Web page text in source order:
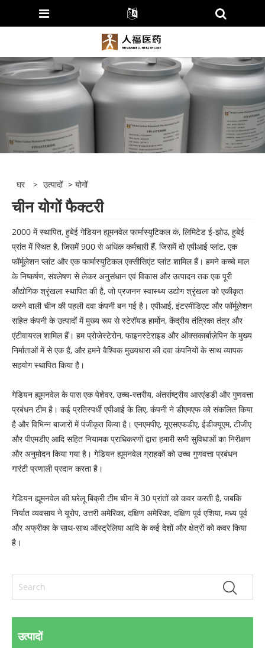
घर > उत्पादों > योगों
चीन योगों फैक्टरी
2000 में स्थापित, हुबेई गेडियन ह्यूमनवेल फार्मास्युटिकल कं, लिमिटेड ई-झोउ, हुबेई
प्रांत में स्थित है, जिसमें 900 से अधिक कर्मचारी हैं, जिसमें दो एपीआई प्लांट, एक
फॉर्मूलेशन प्लांट और एक फार्मास्युटिकल एक्सीसिएंट प्लांट शामिल हैं। हमने कच्चे माल
के निष्कर्षण, संश्लेषण से लेकर अनुसंधान एवं विकास और उत्पादन तक एक पूरी
औद्योगिक श्रृंखला स्थापित की है, जो प्रजनन स्वास्थ्य उद्योग श्रृंखला को एकीकृत
करने वाली चीन की पहली दवा कंपनी बन गई है। एपीआई, इंटरमीडिएट और फॉर्मूलेशन
सहित कंपनी के उत्पादों में मुख्य रूप से स्टेरॉयड हार्मोन, केंद्रीय तंत्रिका तंत्र और
एंटीवायरल शामिल हैं। हम प्रोजेस्टेरोन, फाइनस्टेराइड और ऑक्सकार्बाज़ेपिन के मुख्य
निर्माताओं में से एक हैं, और हमने वैश्विक मुख्यधारा की दवा कंपनियों के साथ व्यापक
सहयोग स्थापित किया है।
गेडियन ह्यूमनवेल के पास एक पेशेवर, उच्च-स्तरीय, अंतर्राष्ट्रीय आरएंडडी और गुणवत्ता
प्रबंधन टीम है। कई प्रतिस्पर्धी एपीआई के लिए, कंपनी ने डीएमएफ को संकलित किया
है और विभिन्न बाजारों में पंजीकृत किया है। एनएमपीए, यूएसएफडीए, ईडीक्यूएम, टीजीए
और पीएमडीए आदि सहित नियामक प्राधिकरणों द्वारा हमारी सभी सुविधाओं का निरीक्षण
और अनुमोदन किया गया है। गेडियन ह्यूमनवेल ग्राहकों को उच्च गुणवत्ता प्रबंधन
गारंटी प्रणाली प्रदान करता है।
गेडियन ह्यूमनवेल की घरेलू बिक्री टीम चीन में 30 प्रांतों को कवर करती है, जबकि
निर्यात व्यवसाय ने यूरोप, उत्तरी अमेरिका, दक्षिण अमेरिका, दक्षिण पूर्व एशिया, मध्य पूर्व
और अफ्रीका के साथ-साथ ऑस्ट्रेलिया आदि के कई देशों और क्षेत्रों को कवर किया
है।
उत्पादों